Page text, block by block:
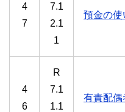
4
7
7.1
2.1
1
預金の使
4
6
R
7.1
1.1
有責配偶